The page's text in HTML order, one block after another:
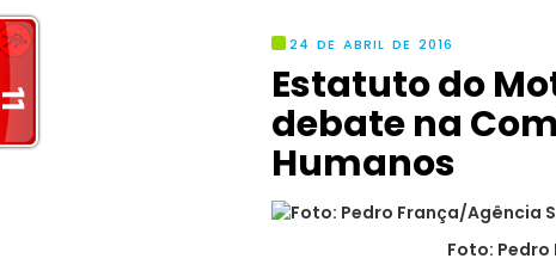
24 DE ABRIL DE 2016
Estatuto do
debate na
Humanos
Foto: